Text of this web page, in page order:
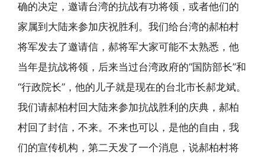
确的决定，邀请台湾的抗战有功将领，或者他们的
家属到大陆来参加庆祝胜利。我们给台湾的郝柏村
将军发去了邀请信，郝将军大家可能不太熟悉，他
当年是抗战将领，后来当过台湾政府的“国防部长”和
“行政院长”，他的儿子就是现在的台北市长郝龙斌。
我们请郝柏村回大陆来参加抗战胜利的庆典，郝柏
村回了封信，不来。不来也可以，是他的自由，我
们的宣传机构，第二天发了一个消息，说郝柏村将